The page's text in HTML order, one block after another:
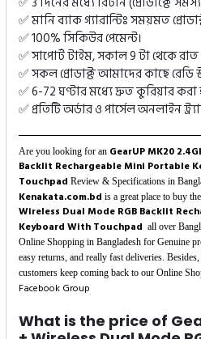
✅ মানি ব্যাক গ্যারান্টিঃ সময়মত
✅ 100% সিকিউর পেমেন্ট।
✅ সাপোর্ট টাইম, সকাল 9 টা থেকে রাত
✅ সকল প্রোডাক্ট আমাদের কাছে রেডি
✅ 6-72 ঘণ্টার মধ্যে দ্রুত কুরিয়ার করা
✅ প্রতিটি অর্ডার ও পার্সেল অনলাইন
Are you looking for an GearUP MK20
Backlit Rechargeable Mini Portable
Touchpad Review & Specifications in
Kenakata.com.bd is a great place to buy the
Wireless Dual Mode RGB Backlit
Keyboard With Touchpad all over
Online Shopping in Bangladesh for Genuine
easy returns, and really fast deliveries.
customers keep coming back to our Online
Facebook Group
What is the price of